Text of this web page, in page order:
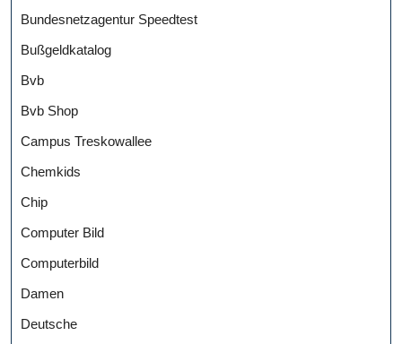
Bundesnetzagentur Speedtest
Bußgeldkatalog
Bvb
Bvb Shop
Campus Treskowallee
Chemkids
Chip
Computer Bild
Computerbild
Damen
Deutsche